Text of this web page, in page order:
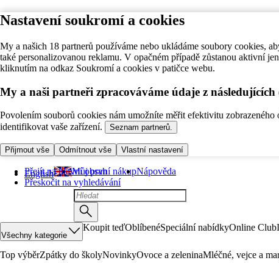
Nastavení soukromí a cookies
My a našich 18 partnerů používáme nebo ukládáme soubory cookies,
také personalizovanou reklamu. V opačném případě zůstanou aktivní
kliknutím na odkaz Soukromí a cookies v patičce webu.
My a naši partneři zpracováváme údaje z
Povolením souborů cookies nám umožníte měřit efektivitu
identifikovat vaše zařízení.
Seznam partnerů.
Přijmout vše Odmítnout vše Vlastní nastavení
Přejít na hlavní obsah
Přeskočit na vyhledávání
English Můj první nákupNápověda
Všechny kategorie
Koupit teďOblíbenéSpeciální nabídkyOnline Club
Top výběrZpátky do školyNovinkyOvoce a zeleninaMléčné, vejce a